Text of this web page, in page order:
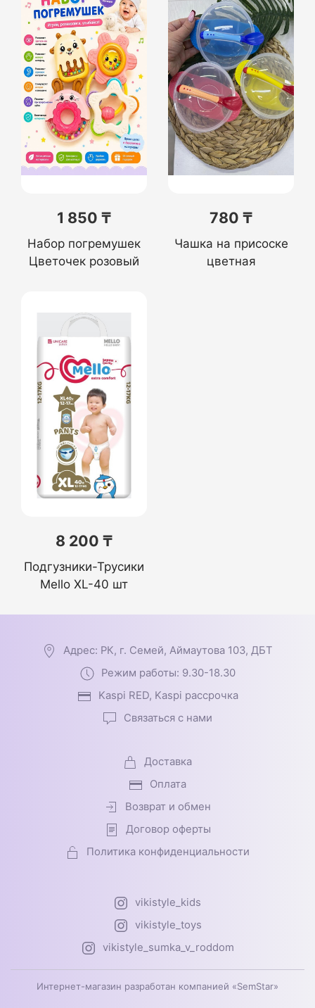
1 850 ₸
Набор погремушек
Цветочек розовый
780 ₸
Чашка на присоске
цветная
8 200 ₸
Подгузники-Трусики
Mello XL-40 шт
Адрес: РК, г. Семей, Аймаутова 103, ДБТ
Режим работы: 9.30-18.30
Kaspi RED, Kaspi рассрочка
Связаться с нами
Доставка
Оплата
Возврат и обмен
Договор оферты
Политика конфиденциальности
vikistyle_kids
vikistyle_toys
vikistyle_sumka_v_roddom
Интернет-магазин разработан компанией «SemStar»